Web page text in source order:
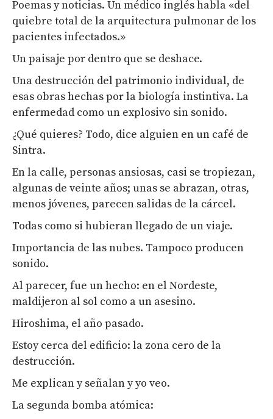
Poemas y noticias. Un médico inglés habla «del
quiebre total de la arquitectura pulmonar de los
pacientes infectados.»
Un paisaje por dentro que se deshace.
Una destrucción del patrimonio individual, de
esas obras hechas por la biología instintiva. La
enfermedad como un explosivo sin sonido.
¿Qué quieres? Todo, dice alguien en un café de
Sintra.
En la calle, personas ansiosas, casi se tropiezan,
algunas de veinte años; unas se abrazan, otras,
menos jóvenes, parecen salidas de la cárcel.
Todas como si hubieran llegado de un viaje.
Importancia de las nubes. Tampoco producen
sonido.
Al parecer, fue un hecho: en el Nordeste,
maldijeron al sol como a un asesino.
Hiroshima, el año pasado.
Estoy cerca del edificio: la zona cero de la
destrucción.
Me explican y señalan y yo veo.
La segunda bomba atómica: